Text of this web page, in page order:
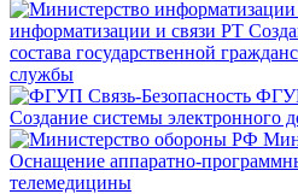
информатизации и связи РТ
состава государственной
службы
Создание системы электронного
Оснащение аппаратно-
телемедицины